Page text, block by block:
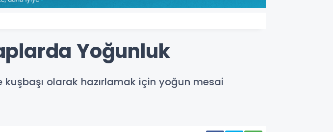
Yoğunluk
olarak hazırlamak için yoğun mesai